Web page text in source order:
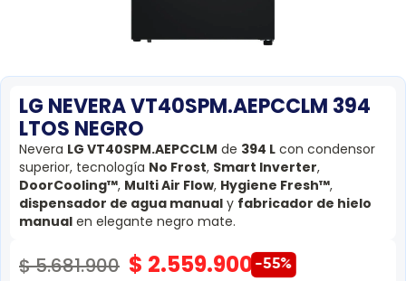
LG NEVERA VT40SPM.AEPCCLM 394
LTOS NEGRO
Nevera LG VT40SPM.AEPCCLM de 394 L con condensor
superior, tecnología No Frost, Smart Inverter,
DoorCooling™, Multi Air Flow, Hygiene Fresh™,
dispensador de agua manual y fabricador de hielo
manual en elegante negro mate.
$5.681.900 $ 2.559.900 -55%